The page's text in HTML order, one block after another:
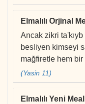
Elmalılı Orjinal
Ancak zikri
besliyen kimseyi
mağfiretle hem
(Yasin 11)
Elmalılı Yeni